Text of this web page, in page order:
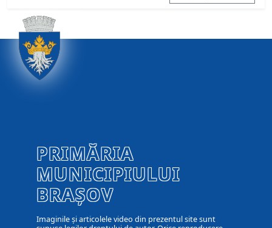
PRIMĂRIA
MUNICIPIULUI
BRAȘOV
Imaginile și articolele video din prezentul site sunt